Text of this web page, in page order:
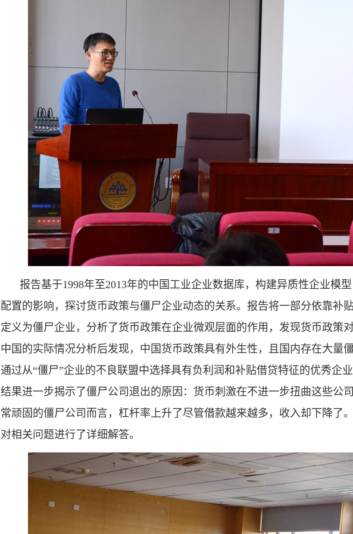
报告基于1998年至2013年的中国工业企业数据库，构建异质性企业模
配置的影响，探讨货币政策与僵尸企业动态的关系。报告将一部分依靠补
定义为僵尸企业，分析了货币政策在企业微观层面的作用，发现货币政策
中国的实际情况分析后发现，中国货币政策具有外生性，且国内存在大量
通过从“僵尸”企业的不良联盟中选择具有负利润和补贴借贷特征的优秀企
结果进一步揭示了僵尸公司退出的原因：货币刺激在不进一步扭曲这些公
常顽固的僵尸公司而言，杠杆率上升了尽管借款越来越多，收入却下降了
对相关问题进行了详细解答。